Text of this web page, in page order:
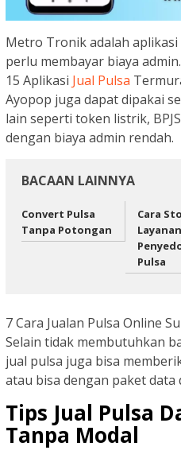
Metro Tronik adalah
perlu membayar biaya
15 Aplikasi Jual Pulsa
Ayopop juga dapat dipakai
lain seperti token listrik,
dengan biaya admin rendah.
BACAAN LAINNYA
Convert Pulsa
Tanpa Potongan
Cara
Pulsa
7 Cara Jualan Pulsa Online
Selain tidak membutuhkan
jual pulsa juga bisa
atau bisa dengan paket
Tips Jual Pulsa
Tanpa Modal